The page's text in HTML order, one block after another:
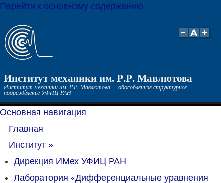
Перейти к основному содержанию
Институт механики им. Р.Р. Мавлютова
Институт механики им. Р.Р. Мавлютова — обособленное структурное
подразделение УФИЦ РАН
Основная навигация
Главная
Институт »
Дирекция ИМех УФИЦ РАН
Лаборатория «Дифференциальные уравнения